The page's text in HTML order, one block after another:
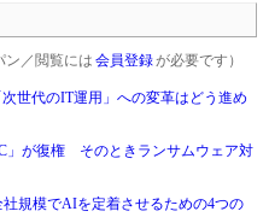
ン／閲覧には 会員登録が必要です）
世代のIT運用」への変革はどう進め
」が復権 そのときランサムウェア対
規模でAIを定着させるための4つの